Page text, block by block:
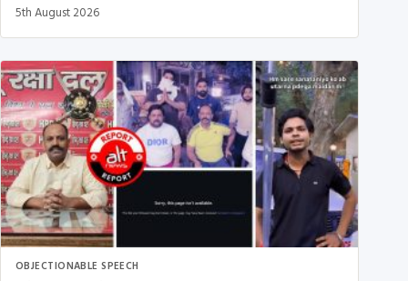
5th August 2026
OBJECTIONABLE SPEECH